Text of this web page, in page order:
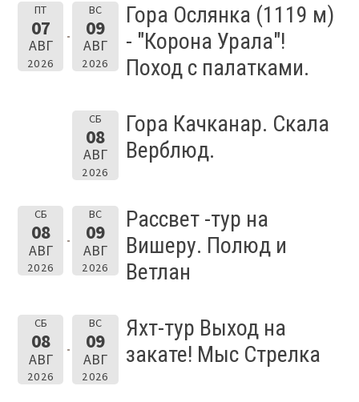
ПТ
07
АВГ
2026
ВС
09
АВГ
2026
Гора Ослянка (1119 м)
- "Корона Урала"!
Поход с палатками.
СБ
08
АВГ
2026
Гора Качканар. Скала
Верблюд.
СБ
08
АВГ
2026
ВС
09
АВГ
2026
Рассвет -тур на
Вишеру. Полюд и
Ветлан
СБ
08
АВГ
2026
ВС
09
АВГ
2026
Яхт-тур Выход на
закате! Мыс Стрелка